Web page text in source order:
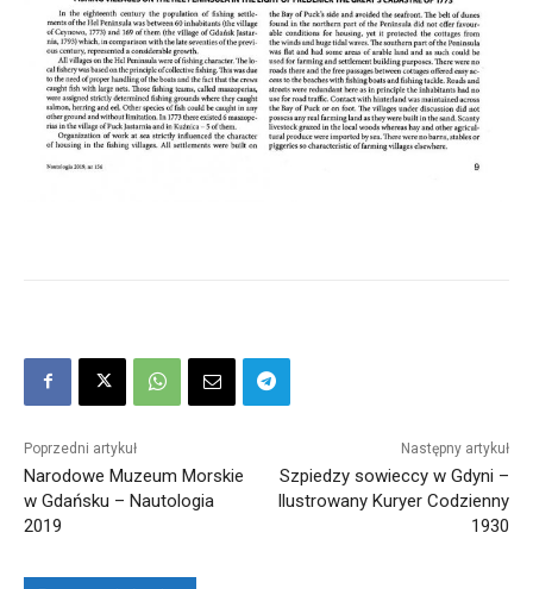
Poprzedni artykuł
Narodowe Muzeum Morskie
w Gdańsku – Nautologia
2019
Następny artykuł
Szpiedzy sowieccy w Gdyni –
Ilustrowany Kuryer Codzienny
1930